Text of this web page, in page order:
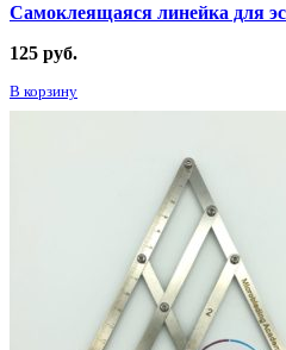
Самоклеящаяся линейка для
125 руб.
В корзину